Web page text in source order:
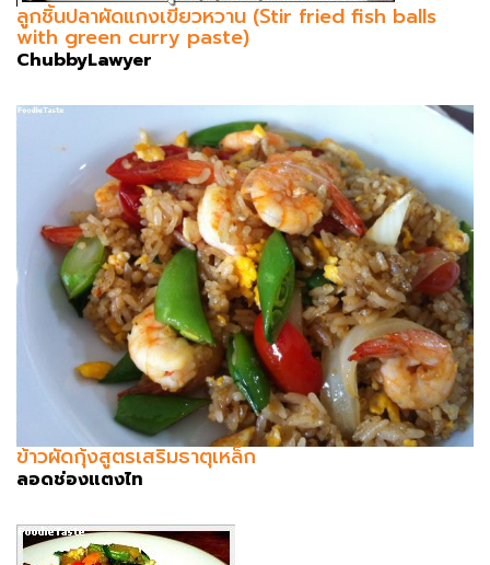
ลูกชิ้นปลาผัดแกงเขียวหวาน (Stir fried fish balls
with green curry paste)
ChubbyLawyer
ข้าวผัดกุ้งสูตรเสริมธาตุเหล็ก
ลอดช่องแตงไท